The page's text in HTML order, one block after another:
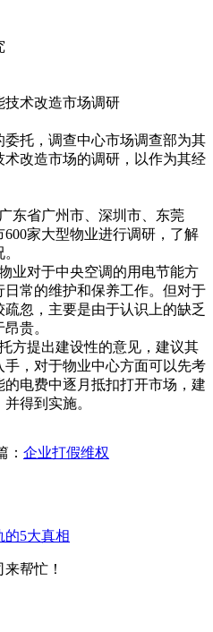
技术改造市场调研
托，调查中心市场调查部为其
改造市场的调研，以作为其经
东省广州市、深圳市、东莞
家大型物业进行调研，了解
业对于中央空调的用电节能方
常的维护和保养工作。但对于
忽，主要是由于认识上的缺乏
贵。
方提出建设性的意见，建议其
，对于物业中心方面可以先考
电费中逐月抵扣打开市场，建
得到实施。
： 企业打假维权
的5大真相
帮忙！